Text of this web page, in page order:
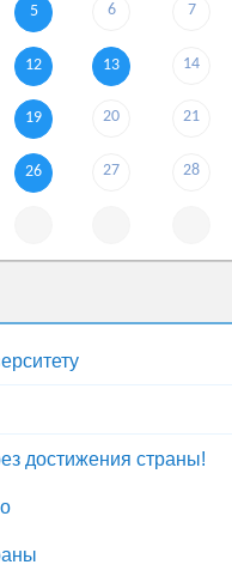
5 6 7
12 13 14
19 20 21
26 27 28
достижения страны!